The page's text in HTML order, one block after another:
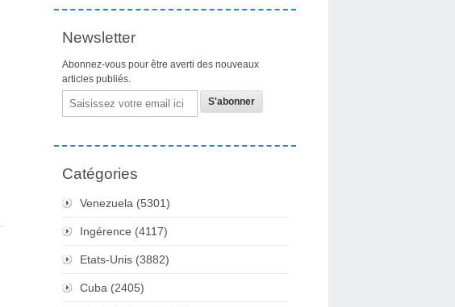
Newsletter
Abonnez-vous pour être averti des nouveaux
articles publiés.
Email
Catégories
Venezuela (5301)
Ingérence (4117)
Etats-Unis (3882)
Cuba (2405)